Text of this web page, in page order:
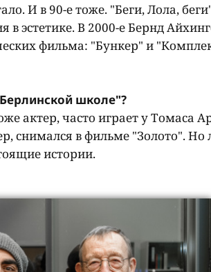
И в 90-е тоже. "Беги, Лола,
в эстетике. В 2000-е Бернд
фильма: "Бункер" и
школе"?
актер, часто играет у Томаса
снимался в фильме "Золото".
истории.